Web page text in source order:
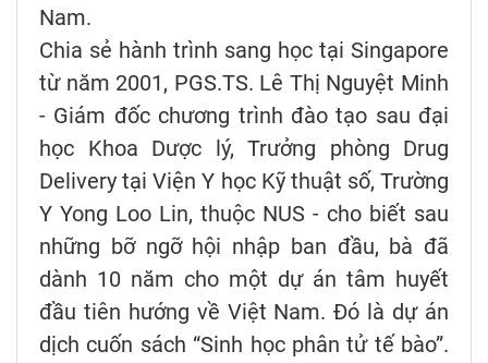
Nam.
Chia sẻ hành trình sang học tại Singapore
từ năm 2001, PGS.TS. Lê Thị Nguyệt Minh
- Giám đốc chương trình đào tạo sau đại
học Khoa Dược lý, Trưởng phòng Drug
Delivery tại Viện Y học Kỹ thuật số, Trường
Y Yong Loo Lin, thuộc NUS - cho biết sau
những bỡ ngỡ hội nhập ban đầu, bà đã
dành 10 năm cho một dự án tâm huyết
đầu tiên hướng về Việt Nam. Đó là dự án
dịch cuốn sách “Sinh học phân tử tế bào”.